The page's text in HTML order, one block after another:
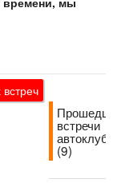
встречи
автоклуба
(9)